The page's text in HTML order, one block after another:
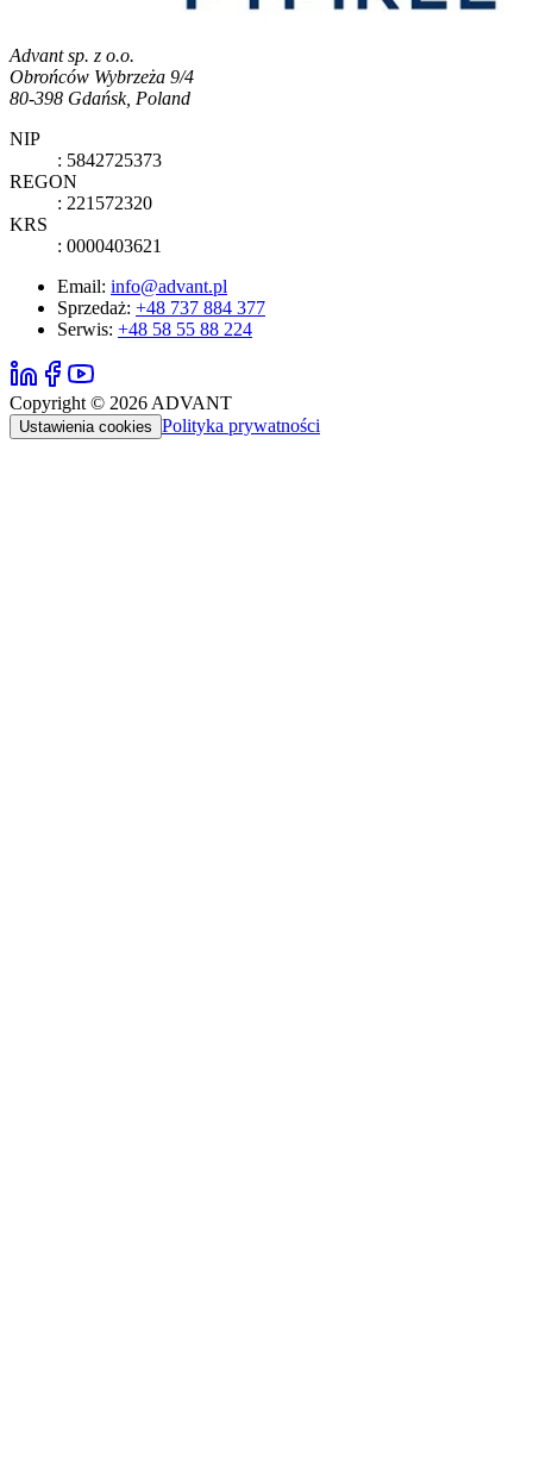
Advant sp. z o.o.
Obrońców Wybrzeża 9/4
80-398 Gdańsk, Poland
NIP
: 5842725373
REGON
: 221572320
KRS
: 0000403621
Email: info@advant.pl
Sprzedaż: +48 737 884 377
Serwis: +48 58 55 88 224
Copyright © 2026 ADVANT
Ustawienia cookies Polityka prywatności